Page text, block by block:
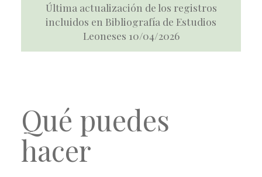
Última actualización de los registros
incluidos en Bibliografía de Estudios
Leoneses 10/04/2026
Qué puedes
hacer